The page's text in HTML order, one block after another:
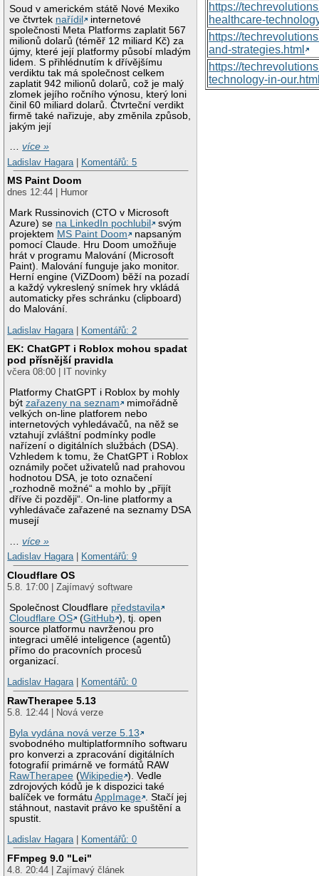
Soud v americkém státě Nové Mexiko
ve čtvrtek nařídil
internetové
společnosti Meta Platforms zaplatit 567
milionů dolarů (téměř 12 miliard Kč) za
újmy, které její platformy působí mladým
lidem. S přihlédnutím k dřívějšímu
verdiktu tak má společnost celkem
zaplatit 942 milionů dolarů, což je malý
zlomek jejího ročního výnosu, který loni
činil 60 miliard dolarů. Čtvrteční verdikt
firmě také nařizuje, aby změnila způsob,
jakým její
…více »
Ladislav Hagara
Komentářů: 5
MS Paint Doom
dnes 12:44 | Humor
Mark Russinovich (CTO v Microsoft
Azure) se na LinkedIn pochlubil
svým
projektem MS Paint Doom
napsaným
pomocí Claude. Hru Doom umožňuje
hrát v programu Malování (Microsoft
Paint). Malování funguje jako monitor.
Herní engine (ViZDoom) běží na pozadí
a každý vykreslený snímek hry vkládá
automaticky přes schránku (clipboard)
do Malování.
Ladislav Hagara
Komentářů: 2
EK: ChatGPT i Roblox mohou spadat
pod přísnější pravidla
včera 08:00 | IT novinky
Platformy ChatGPT i Roblox by mohly
býtzařazeny na seznam
mimořádně
velkých on-line platforem nebo
internetových vyhledávačů, na něž se
vztahují zvláštní podmínky podle
nařízení o digitálních službách (DSA).
Vzhledem k tomu, že ChatGPT i Roblox
oznámily počet uživatelů nad prahovou
hodnotou DSA, je toto označení
„rozhodně možné“ a mohlo by „přijít
dříve či později“. On-line platformy a
vyhledávače zařazené na seznamy DSA
musejí
…více »
Ladislav Hagara| Komentářů: 9
Cloudflare OS
5.8. 17:00 | Zajímavý software
Společnost Cloudflare představila
Cloudflare OS
(GitHub ), tj. open
source platformu navrženou pro
integraci umělé inteligence (agentů)
přímo do pracovních procesů
organizací.
Ladislav Hagara| Komentářů: 0
RawTherapee 5.13
5.8. 12:44 | Nová verze
Byla vydána nová verze 5.13
svobodného multiplatformního softwaru
pro konverzi a zpracování digitálních
fotografií primárně ve formátů RAW
RawTherapee (Wikipedie ). Vedle
zdrojových kódů je k dispozici také
balíček ve formátuAppImage
. Stačí jej
stáhnout, nastavit právo ke spuštění a
spustit.
Ladislav Hagara| Komentářů: 0
FFmpeg 9.0 "Lei"
4.8. 20:44 | Zajímavý článek
https://
healthcare-
https://
and-strategies.html
https://
technology-in-